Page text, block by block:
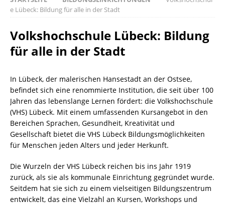
e Lübeck: Bildung für alle in der Stadt
Volkshochschule Lübeck: Bildung
für alle in der Stadt
In Lübeck, der malerischen Hansestadt an der Ostsee,
befindet sich eine renommierte Institution, die seit über 100
Jahren das lebenslange Lernen fördert: die Volkshochschule
(VHS) Lübeck. Mit einem umfassenden Kursangebot in den
Bereichen Sprachen, Gesundheit, Kreativität und
Gesellschaft bietet die VHS Lübeck Bildungsmöglichkeiten
für Menschen jeden Alters und jeder Herkunft.
Die Wurzeln der VHS Lübeck reichen bis ins Jahr 1919
zurück, als sie als kommunale Einrichtung gegründet wurde.
Seitdem hat sie sich zu einem vielseitigen Bildungszentrum
entwickelt, das eine Vielzahl an Kursen, Workshops und